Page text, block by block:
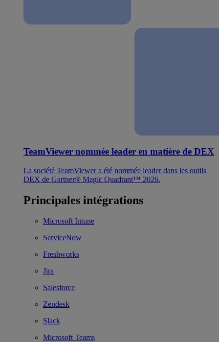
TeamViewer nommée leader en matière de DEX
La société TeamViewer a été nommée leader dans les outils
DEX de Gartner® Magic Quadrant™ 2026.
Principales intégrations
Microsoft Intune
ServiceNow
Freshworks
Jira
Salesforce
Zendesk
Slack
Microsoft Teams